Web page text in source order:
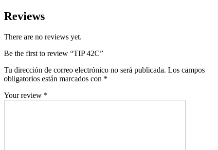
Reviews
There are no reviews yet.
Be the first to review “TIP 42C”
Tu dirección de correo electrónico no será publicada. Los campos
obligatorios están marcados con *
Your review *